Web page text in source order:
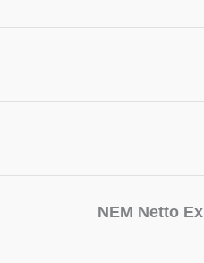
NEM Netto